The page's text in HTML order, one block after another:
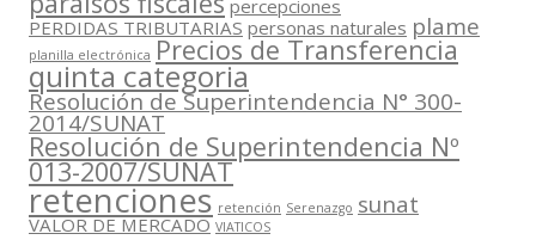
percepciones
PERDIDAS TRIBUTARIAS personas naturales plame
planilla electrónica Precios de Transferencia
quinta categoria
Resolución de Superintendencia N° 300-
2014/SUNAT
Resolución de Superintendencia Nº
013-2007/SUNAT
retenciones retención Serenazgo sunat
VALOR DE MERCADO VIATICOS